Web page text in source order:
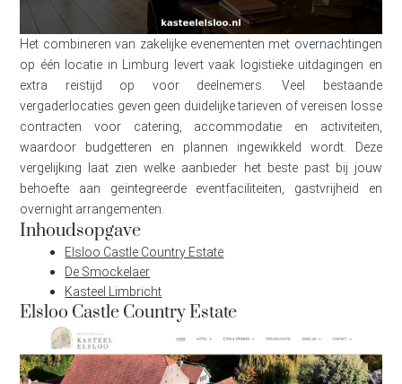
Het combineren van zakelijke evenementen met overnachtingen
op één locatie in Limburg levert vaak logistieke uitdagingen en
extra reistijd op voor deelnemers. Veel bestaande
vergaderlocaties geven geen duidelijke tarieven of vereisen losse
contracten voor catering, accommodatie en activiteiten,
waardoor budgetteren en plannen ingewikkeld wordt. Deze
vergelijking laat zien welke aanbieder het beste past bij jouw
behoefte aan geïntegreerde eventfaciliteiten, gastvrijheid en
overnight arrangementen.
Inhoudsopgave
Elsloo Castle Country Estate
De Smockelaer
Kasteel Limbricht
Elsloo Castle Country Estate